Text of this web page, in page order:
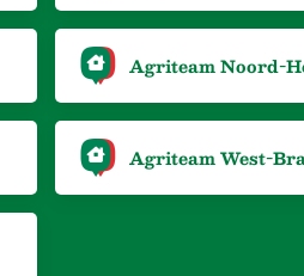
Agriteam Noord-
Agriteam West-